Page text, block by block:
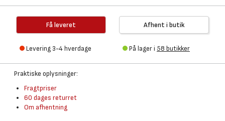
Få leveret
Levering 3-4 hverdage
Afhent i butik
På lager i 58 butikker
Praktiske oplysninger:
Fragtpriser
60 dages returret
Om afhentning